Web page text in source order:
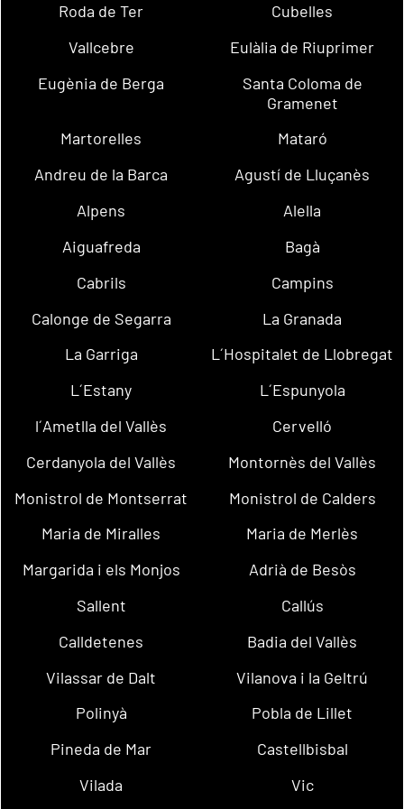
Roda de Ter
Cubelles
Vallcebre
Eulàlia de Riuprimer
Eugènia de Berga
Santa Coloma de
Gramenet
Martorelles
Mataró
Andreu de la Barca
Agustí de Lluçanès
Alpens
Alella
Aiguafreda
Bagà
Cabrils
Campins
Calonge de Segarra
La Granada
La Garriga
L´Hospitalet de Llobregat
L´Estany
L´Espunyola
l´Ametlla del Vallès
Cervelló
Cerdanyola del Vallès
Montornès del Vallès
Monistrol de Montserrat
Monistrol de Calders
Maria de Miralles
Maria de Merlès
Margarida i els Monjos
Adrià de Besòs
Sallent
Callús
Calldetenes
Badia del Vallès
Vilassar de Dalt
Vilanova i la Geltrú
Polinyà
Pobla de Lillet
Pineda de Mar
Castellbisbal
Vilada
Vic